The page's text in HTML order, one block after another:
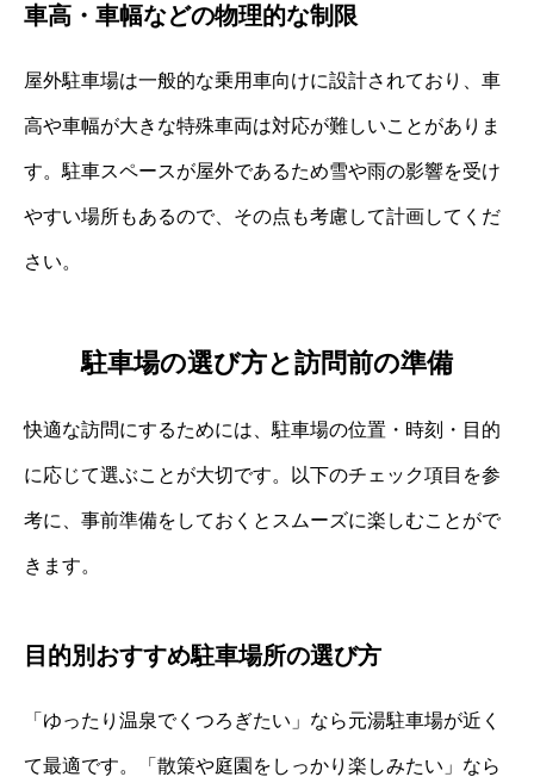
車高・車幅などの物理的な制限
屋外駐車場は一般的な乗用車向けに設計されており、車
高や車幅が大きな特殊車両は対応が難しいことがありま
す。駐車スペースが屋外であるため雪や雨の影響を受け
やすい場所もあるので、その点も考慮して計画してくだ
さい。
駐車場の選び方と訪問前の準備
快適な訪問にするためには、駐車場の位置・時刻・目的
に応じて選ぶことが大切です。以下のチェック項目を参
考に、事前準備をしておくとスムーズに楽しむことがで
きます。
目的別おすすめ駐車場所の選び方
「ゆったり温泉でくつろぎたい」なら元湯駐車場が近く
て最適です。「散策や庭園をしっかり楽しみたい」なら